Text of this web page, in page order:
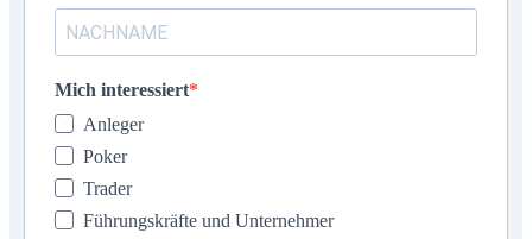
Mich interessiert
Anleger
Poker
Trader
Führungskräfte und Unternehmer